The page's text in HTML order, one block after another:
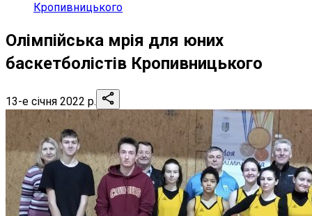
Кропивницького
Олімпійська мрія для юних
баскетболістів Кропивницького
13-е січня 2022 р.